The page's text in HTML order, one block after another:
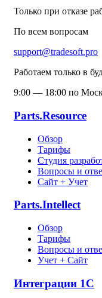
Только при отказе
По всем вопросам
support@tradesoft.pro
Работаем только в
9:00 — 18:00 по
Parts.Resource
Обзор
Тарифы
Студия
Вопросы и
Сайт + Учет
Parts.Intellect
Обзор
Тарифы
Вопросы и
Учет + Сайт
Интеграции 1С